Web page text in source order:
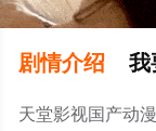
剧情介绍 我
天堂影视国产动